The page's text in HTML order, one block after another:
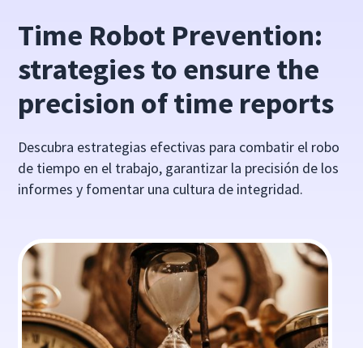
Time Robot Prevention:
strategies to ensure the
precision of time reports
Descubra estrategias efectivas para combatir el robo
de tiempo en el trabajo, garantizar la precisión de los
informes y fomentar una cultura de integridad.